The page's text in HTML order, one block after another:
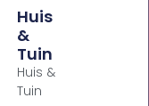
Huis
&
Tuin
Huis &
Tuin